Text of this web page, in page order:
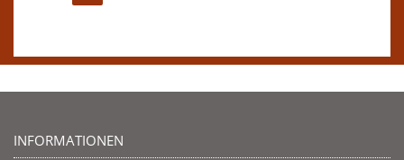
INFORMATIONEN